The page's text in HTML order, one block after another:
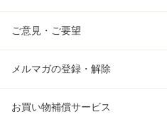
ご意見・ご要望
メルマガの登録・解除
お買い物補償サービス